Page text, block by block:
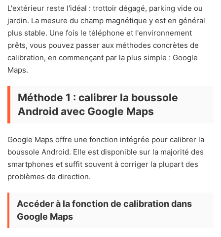
L'extérieur reste l'idéal : trottoir dégagé, parking vide ou
jardin. La mesure du champ magnétique y est en général
plus stable. Une fois le téléphone et l'environnement
prêts, vous pouvez passer aux méthodes concrètes de
calibration, en commençant par la plus simple : Google
Maps.
Méthode 1 : calibrer la boussole
Android avec Google Maps
Google Maps offre une fonction intégrée pour calibrer la
boussole Android. Elle est disponible sur la majorité des
smartphones et suffit souvent à corriger la plupart des
problèmes de direction.
Accéder à la fonction de calibration dans
Google Maps